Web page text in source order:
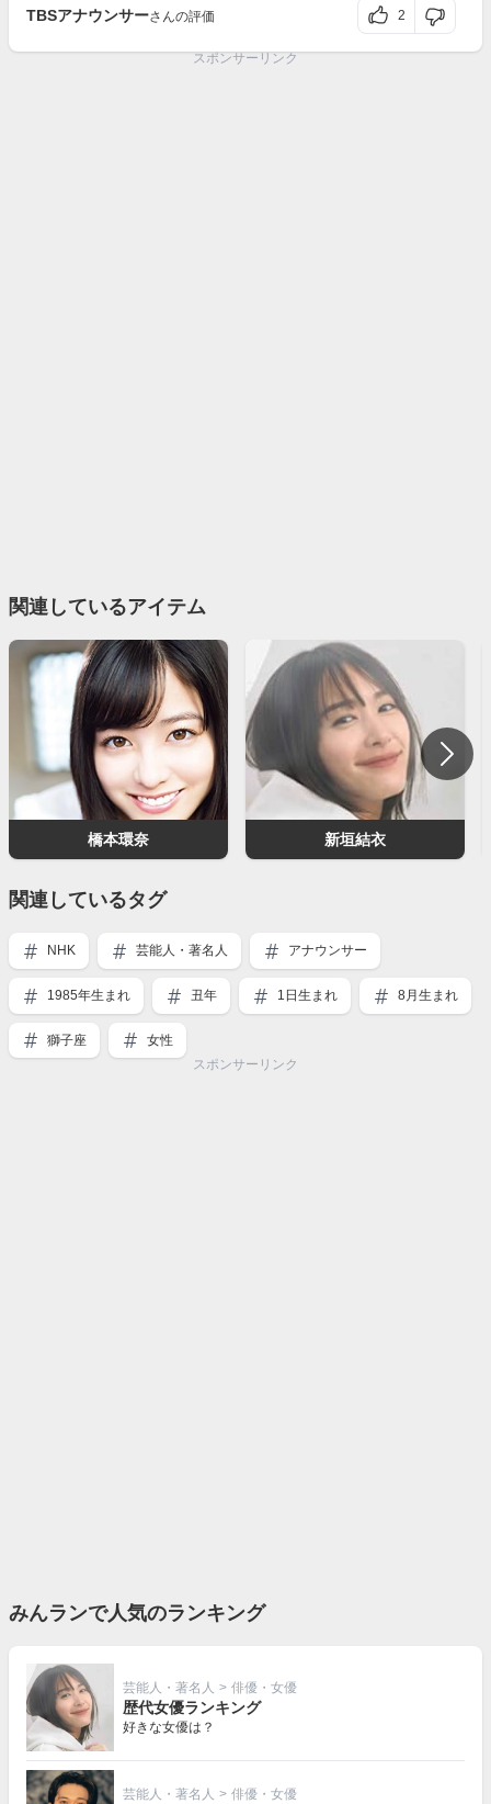
TBSアナウンサーさんの評価 2
スポンサーリンク
関連しているアイテム
橋本環奈 新垣結衣
関連しているタグ
NHK 芸能人・著名人 アナウンサー
1985年生まれ 丑年 1日生まれ 8月生まれ
獅子座
女性
スポンサーリンク
みんランで人気のランキング
芸能人・著名人 > 俳優・女優
歴代女優ランキング
好きな女優は？
芸能人・著名人 > 俳優・女優